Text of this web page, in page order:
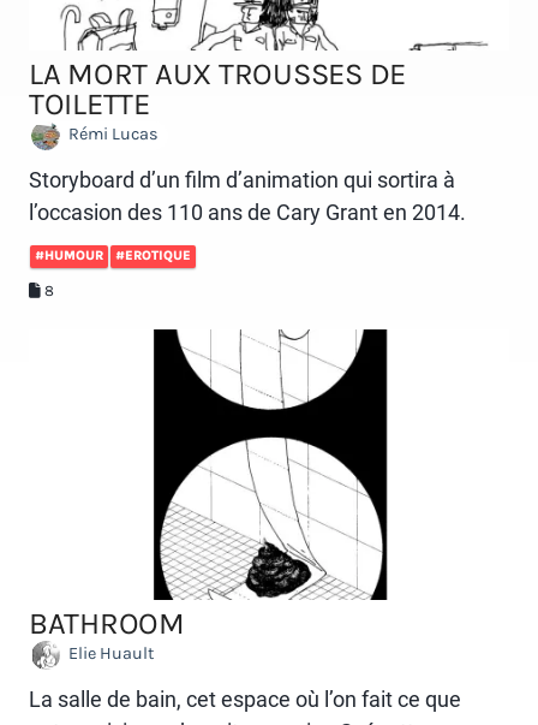
LA MORT AUX TROUSSES DE
TOILETTE
Rémi Lucas
Storyboard d’un film d’animation qui sortira à
l’occasion des 110 ans de Cary Grant en 2014.
#HUMOUR #EROTIQUE
8
BATHROOM
Elie Huault
La salle de bain, cet espace où l’on fait ce que